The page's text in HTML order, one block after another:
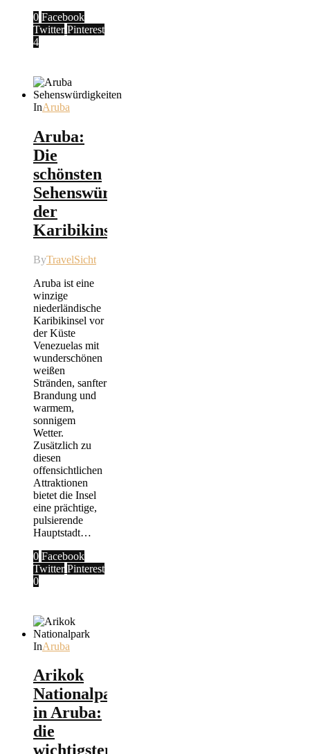
0 Facebook
Twitter Pinterest
4
InAruba
Aruba:
Die
schönsten
Sehenswürdigkeiten
der
Karibikinsel
ByTravelSicht
Aruba ist eine
winzige
niederländische
Karibikinsel vor
der Küste
Venezuelas mit
wunderschönen
weißen
Stränden, sanfter
Brandung und
warmem,
sonnigem
Wetter.
Zusätzlich zu
diesen
offensichtlichen
Attraktionen
bietet die Insel
eine prächtige,
pulsierende
Hauptstadt…
0 Facebook
Twitter Pinterest
0
InAruba
Arikok
Nationalpark
in Aruba:
die
wichtigsten